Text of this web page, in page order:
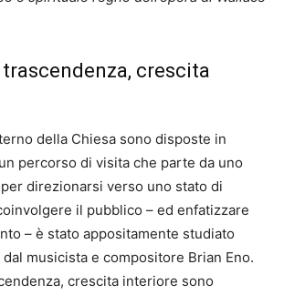
crescita
della Chiesa sono disposte in
percorso di visita che parte da uno
direzionarsi verso uno stato di
il pubblico – ed enfatizzare
– è stato appositamente studiato
musicista e compositore Brian Eno.
crescita interiore sono